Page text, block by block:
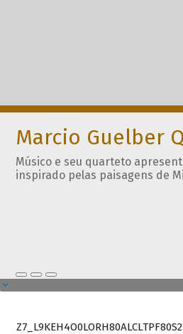
Marcio Guelber
Músico e seu quarteto
inspirado pelas paisagens de